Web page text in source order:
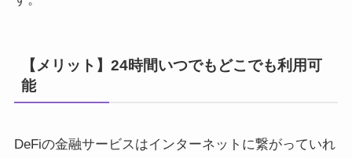
【メリット】24時間いつでもどこでも利用可
能
DeFiの金融サービスはインターネットに繋がっていれ